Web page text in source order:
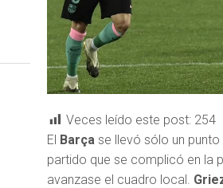
Veces leído este post: 254
El Barça se llevó sólo un
partido que se complicó en la
avanzase el cuadro local.